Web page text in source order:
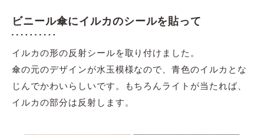
ビニール傘にイルカのシールを貼って
イルカの形の反射シールを取り付けました。
傘の元のデザインが水玉模様なので、青色のイルカとな
じんでかわいらしいです。もちろんライトが当たれば、
イルカの部分は反射します。